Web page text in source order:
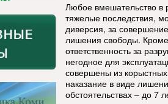
Любое вмешательство в
тяжелые последствия,
диверсия, за
лишения свободы.
ответственность за
негодное для
совершены из
наказание в виде
обстоятельствах – до 7